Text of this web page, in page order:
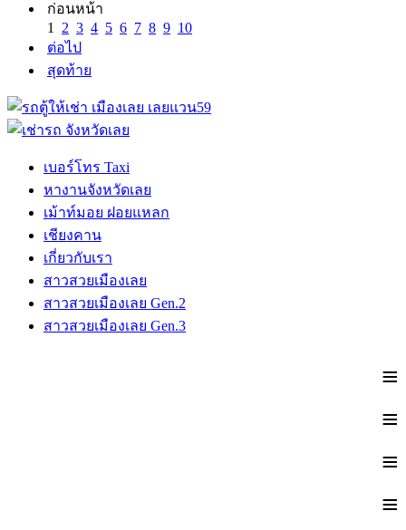
ก่อนหน้า
1
2 3 4 5 6 7 8 9 10
ต่อไป
สุดท้าย
เบอร์โทร Taxi
หางานจังหวัดเลย
เม้าท์มอย ฝอยแหลก
เชียงคาน
เกี่ยวกับเรา
สาวสวยเมืองเลย
สาวสวยเมืองเลย Gen.2
สาวสวยเมืองเลย Gen.3
≡
≡
≡
≡